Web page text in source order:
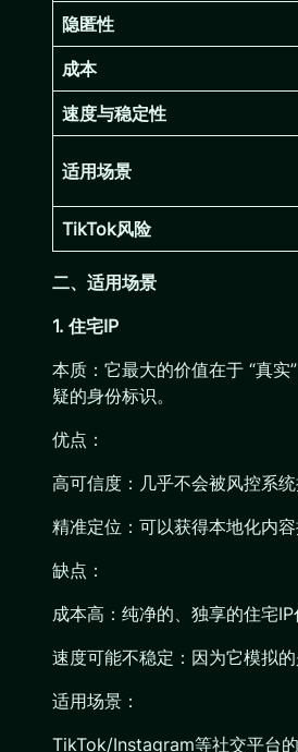
隐匿性
成本
速度与稳定性
适用场景
TikTok风险
二、适用场景
1. 住宅IP
本质：它最大的价值在于 “真
疑的身份标识。
优点：
高可信度：几乎不会被风控系
精准定位：可以获得本地化内
缺点：
成本高：纯净的、独享的住宅IP
速度可能不稳定：因为它模拟
适用场景：
TikTok/Instagram等社交平台的